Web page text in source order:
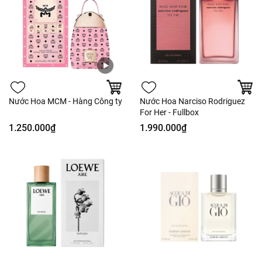
Nước Hoa MCM - Hàng Công ty
1.250.000₫
Nước Hoa Narciso Rodriguez
For Her - Fullbox
1.990.000₫